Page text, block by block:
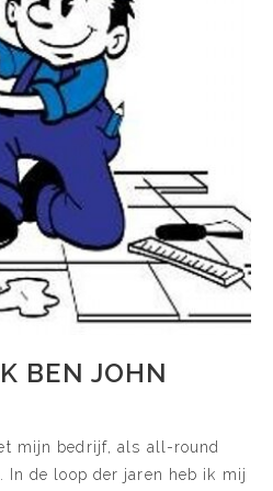
BEN JOHN
mijn bedrijf, als all-round
In de loop der jaren heb ik mij